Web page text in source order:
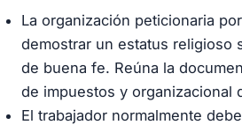
La organización peticionaria
demostrar un estatus religioso
de buena fe. Reúna la
de impuestos y organizacional
El trabajador normalmente